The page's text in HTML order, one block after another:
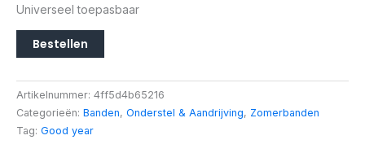
Universeel toepasbaar
Bestellen
Artikelnummer: 4ff5d4b65216
Categorieën: Banden, Onderstel & Aandrijving, Zomerbanden
Tag: Good year